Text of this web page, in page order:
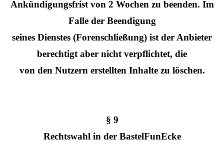
Ankündigungsfrist von 2 Wochen zu beenden. Im
Falle der Beendigung
seines Dienstes (Forenschließung) ist der Anbieter
berechtigt aber nicht verpflichtet, die
von den Nutzern erstellten Inhalte zu löschen.
§ 9
Rechtswahl in der BastelFunEcke